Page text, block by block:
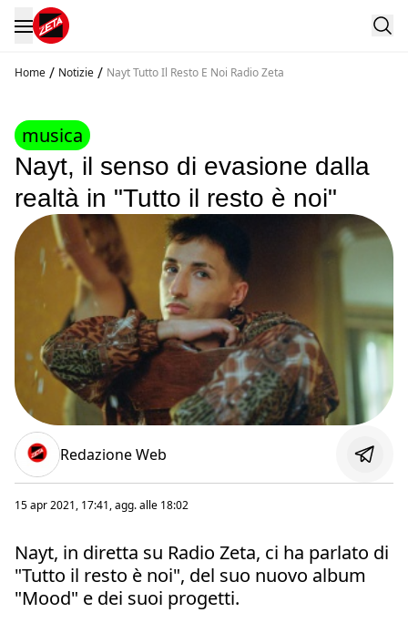
Home / Notizie / Nayt Tutto Il Resto E Noi Radio Zeta
musica
Nayt, il senso di evasione dalla
realtà in "Tutto il resto è noi"
Redazione Web
15 apr 2021, 17:41, agg. alle 18:02
Nayt, in diretta su Radio Zeta, ci ha parlato di
"Tutto il resto è noi", del suo nuovo album
"Mood" e dei suoi progetti.